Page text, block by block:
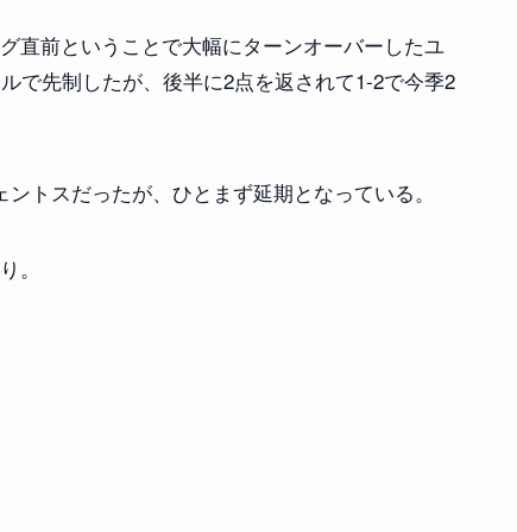
直前ということで大幅にターンオーバーしたユ
で先制したが、後半に2点を返されて1-2で今季2
トスだったが、ひとまず延期となっている。
。